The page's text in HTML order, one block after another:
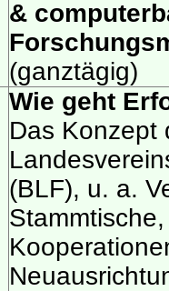
&
(ganztägig)
Wie geht
Das Konzept
(BLF), u. a.